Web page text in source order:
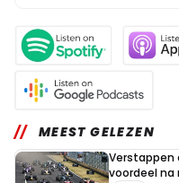
MEEST GELEZEN
Verstappen
voordeel